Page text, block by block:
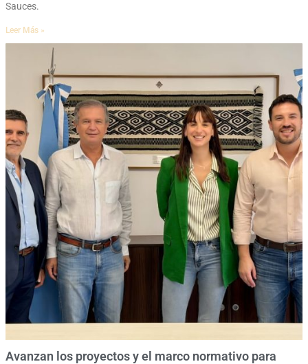
Sauces.
Leer Más »
Avanzan los proyectos y el marco normativo para